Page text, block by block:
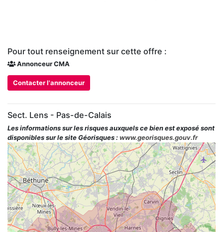
Pour tout renseignement sur cette offre :
Annonceur CMA
Contacter l'annonceur
Sect. Lens - Pas-de-Calais
Les informations sur les risques auxquels ce bien est exposé sont
disponibles sur le site Géorisques : www.georisques.gouv.fr